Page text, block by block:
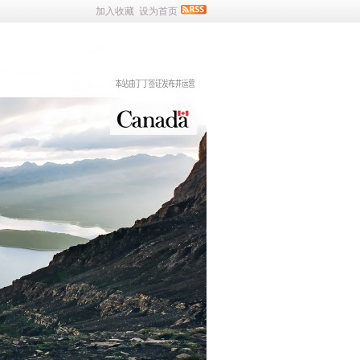
加入收藏 设为首页